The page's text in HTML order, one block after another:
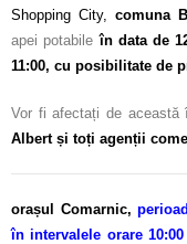
Guvernanță
Informații de interes
Calitatea apei
Comunicare
Shopping City,comuna
apei potabileîn data de
11:00, cu posibilitate de
Vor fi afectați de această
Albert și toți agenții
orașul Comarnic,
în intervalele orare